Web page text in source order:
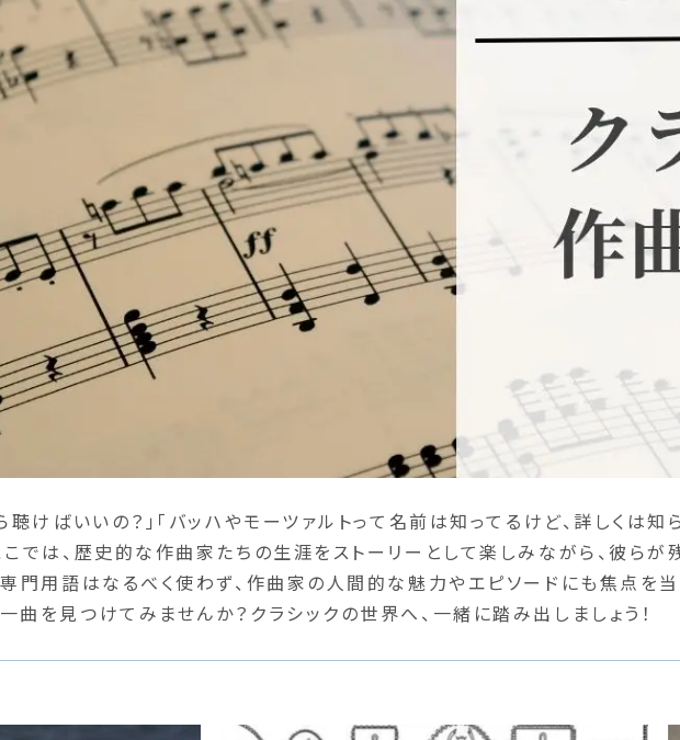
聴けばいいの？」「バッハやモーツァルトって名前は知ってるけど、詳しく
こでは、歴史的な作曲家たちの生涯をストーリーとして楽しみながら、彼ら
専門用語はなるべく使わず、作曲家の人間的な魅力やエピソードにも焦点を
を見つけてみませんか？クラシックの世界へ、一緒に踏み出しましょう！